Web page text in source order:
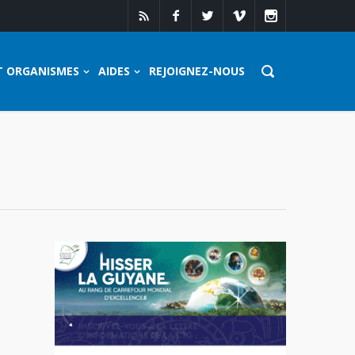
ORGANISMES AIDES REJOIGNEZ-NOUS